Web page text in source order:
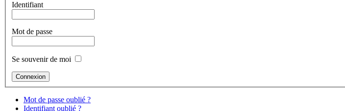
Identifiant
Mot de passe
Se souvenir de moi
Mot de passe oublié ?
Identifiant oublié ?